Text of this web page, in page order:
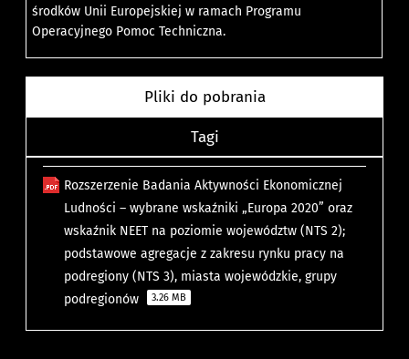
środków Unii Europejskiej w ramach Programu
Operacyjnego Pomoc Techniczna.
Pliki do pobrania
Tagi
Rozszerzenie Badania Aktywności Ekonomicznej
Ludności – wybrane wskaźniki „Europa 2020” oraz
wskaźnik NEET na poziomie województw (NTS 2);
podstawowe agregacje z zakresu rynku pracy na
podregiony (NTS 3), miasta wojewódzkie, grupy
podregionów
3.26 MB